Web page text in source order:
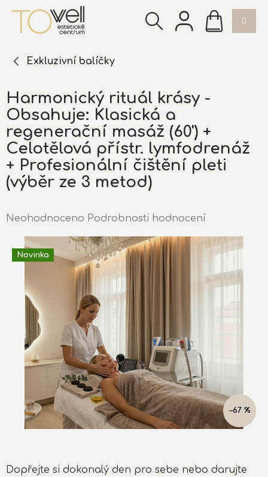
obsah
NÁKUPNÍ
KOŠÍK
Exkluzivní balíčky
Harmonický rituál krásy -
Obsahuje: Klasická a
regenerační masáž (60') +
Celotělová přístr. lymfodrenáž
+ Profesionální čištění pleti
(výběr ze 3 metod)
Průměrné
produktu
hvězdiček.
Neohodnoceno Podrobnosti hodnocení
–67 %
Novinka
Dopřejte si dokonalý den pro sebe nebo darujte